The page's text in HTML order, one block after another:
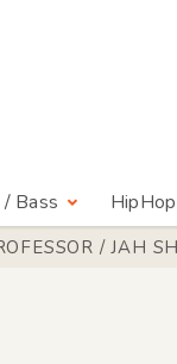
/ Bass
/ JAH